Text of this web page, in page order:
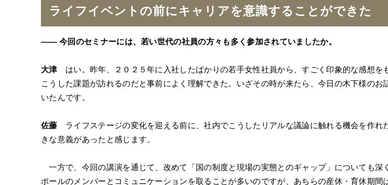
ライフイベントの前にキャリアを意識することができた
―― 今回のセミナーには、若い世代の社員の方々も多く参加されていましたか。
大津 はい。昨年、２０２５年に入社したばかりの若手女性社員から、すごく印象的な感想
こうした課題が訪れるのだと事前によく理解できた。いざその時が来たら、今日の木下様の
いたんです。
佐藤 ライフステージの変化を迎える前に、社内でこうしたリアルな議論に触れる機会を作
きな意義があったと感じます。
一方で、今回の講演を通じて、改めて「国の制度と現場の実態とのギャップ」についても
ポールのメンバーとコミュニケーションを取ることが多いのですが、あちらの産休・育休期間